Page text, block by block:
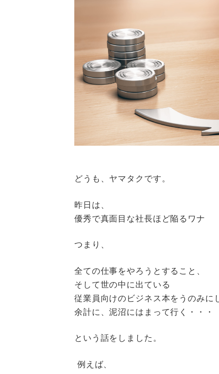
どうも、ヤマタクです。
昨日は、
優秀で真面目な社長ほど陥るワナ
つまり、
全ての仕事をやろうとすること、
そして世の中に出ている
従業員向けのビジネス本をうのみに
余計に、泥沼にはまって行く・・・
という話をしました。
例えば、